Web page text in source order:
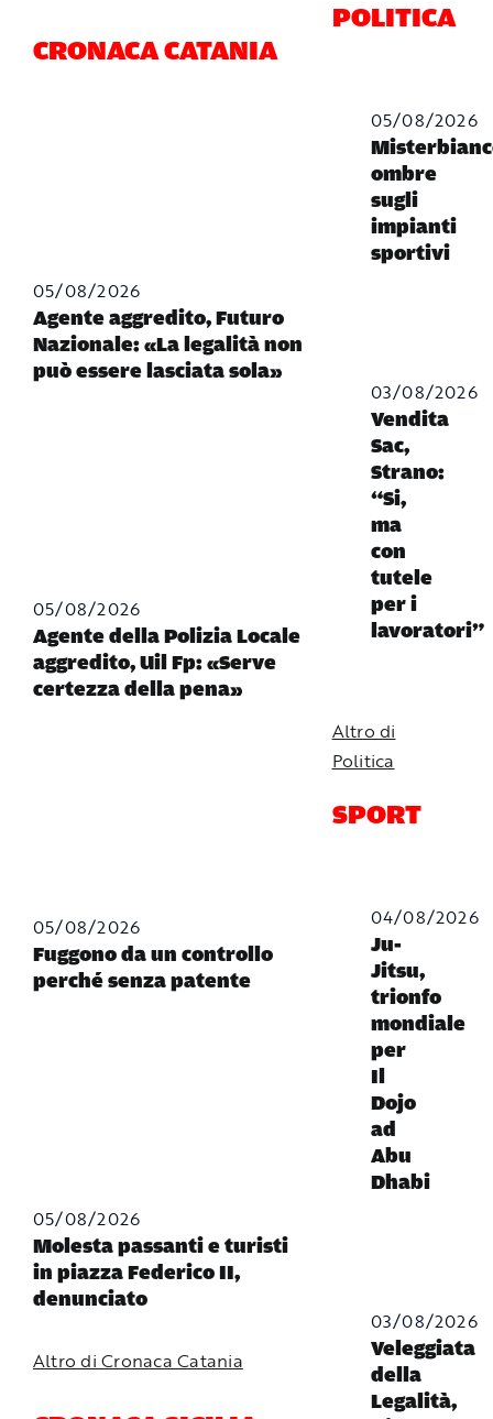
CRONACA CATANIA
05/08/2026
Agente aggredito, Futuro
Nazionale: «La legalità non
può essere lasciata sola»
05/08/2026
Agente della Polizia Locale
aggredito, Uil Fp: «Serve
certezza della pena»
05/08/2026
Fuggono da un controllo
perché senza patente
05/08/2026
Molesta passanti e turisti
in piazza Federico II,
denunciato
Altro di Cronaca Catania
POLITICA
05/08/2026
ombre
sugli
impianti
sportivi
03/08/2026
Vendita
Sac,
Strano:
“Si,
ma
con
tutele
per i
lavoratori”
Altro di
Politica
SPORT
04/08/2026
Ju-
Jitsu,
trionfo
mondiale
per
Il
Dojo
ad
Abu
Dhabi
03/08/2026
Veleggiata
della
Legalità,